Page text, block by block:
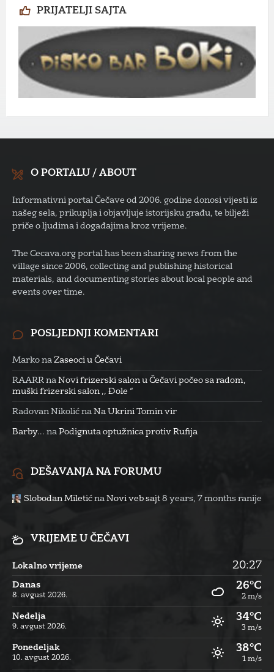
PRIJATELJI SAJTA
O PORTALU / ABOUT
Informativni portal Čečave od 2006. godine donosi vijesti iz
našeg sela, prikuplja i objavljuje istorijsku građu, te bilježi
priče o ljudima i događajima kroz vrijeme.
The Cecava.org portal has been sharing news from the
village since 2006, collecting and publishing historical
materials, and documenting stories about local people and
events over time.
POSLJEDNJI KOMENTARI
Marko na Zaseoci u Čečavi
RAARR na Novi frizerski salon u Čečavi počeo sa radom,
muški frizerski salon ,, Đole “
Radovan Nikolić na Na Ukrini Tomin vir
Barby... na Podignuta optužnica protiv Rufija
DEŠAVANJA NA FORUMU
Slobodan Miletić na Novi veb sajt 8 years, 7 months ranije
VRIJEME U ČEČAVI
Lokalno vrijeme 20:27
Danas
8. avgust 2026.
26°C
2 m/s
Nedelja
9. avgust 2026.
34°C
3 m/s
Ponedeljak
10. avgust 2026.
38°C
1 m/s